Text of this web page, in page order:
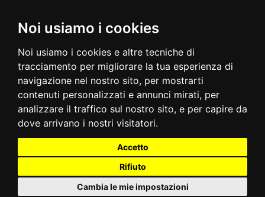
Noi usiamo i cookies
Noi usiamo i cookies e altre tecniche di
tracciamento per migliorare la tua esperienza di
navigazione nel nostro sito, per mostrarti
contenuti personalizzati e annunci mirati, per
analizzare il traffico sul nostro sito, e per capire da
dove arrivano i nostri visitatori.
Accetto
Rifiuto
Cambia le mie impostazioni